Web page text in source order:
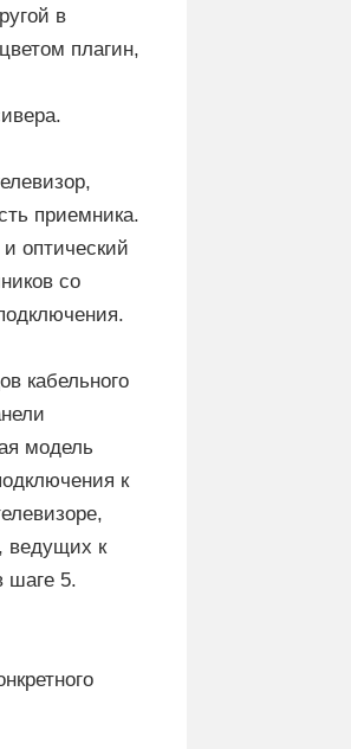
в
плагин,
приемника.
оптический
со
кабельного
модель
к
ведущих к
шаге 5.